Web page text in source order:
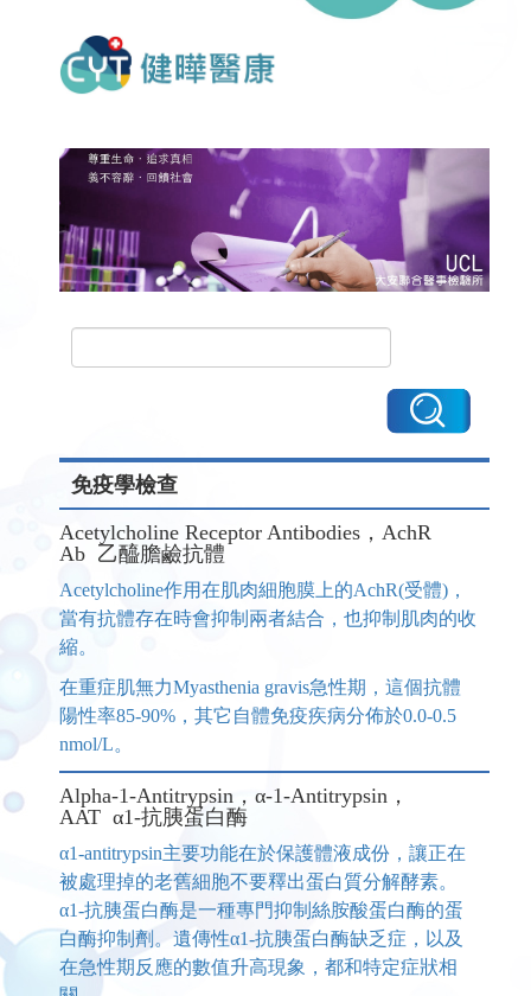
免疫學檢查
Acetylcholine Receptor Antibodies，AchR
Ab 乙醯膽鹼抗體
Acetylcholine作用在肌肉細胞膜上的AchR(受體)，
當有抗體存在時會抑制兩者結合，也抑制肌肉的收
縮。
在重症肌無力Myasthenia gravis急性期，這個抗體
陽性率85-90%，其它自體免疫疾病分佈於0.0-0.5
nmol/L。
Alpha-1-Antitrypsin，α-1-Antitrypsin，
AAT α1-抗胰蛋白酶
α1-antitrypsin主要功能在於保護體液成份，讓正在
被處理掉的老舊細胞不要釋出蛋白質分解酵素。
α1-抗胰蛋白酶是一種專門抑制絲胺酸蛋白酶的蛋
白酶抑制劑。遺傳性α1-抗胰蛋白酶缺乏症，以及
在急性期反應的數值升高現象，都和特定症狀相